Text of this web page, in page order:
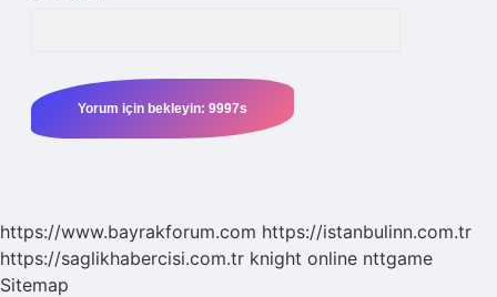
https://www.bayrakforum.com https://istanbulinn.com.tr
https://saglikhabercisi.com.tr knight online nttgame
Sitemap